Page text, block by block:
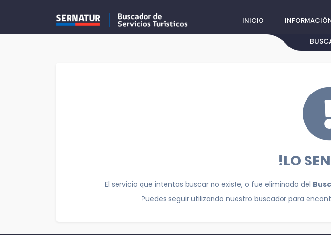
INICIO
!LO
El servicio que intentas buscar no existe, o fue eliminado del
Puedes seguir utilizando nuestro buscador para